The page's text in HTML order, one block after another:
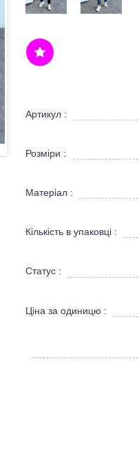
Артикул :
Розміри :
Матеріал :
Кількість в упаковці :
Статус :
Ціна за одиницю :